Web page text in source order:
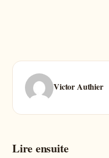
Victor Authier
Lire ensuite